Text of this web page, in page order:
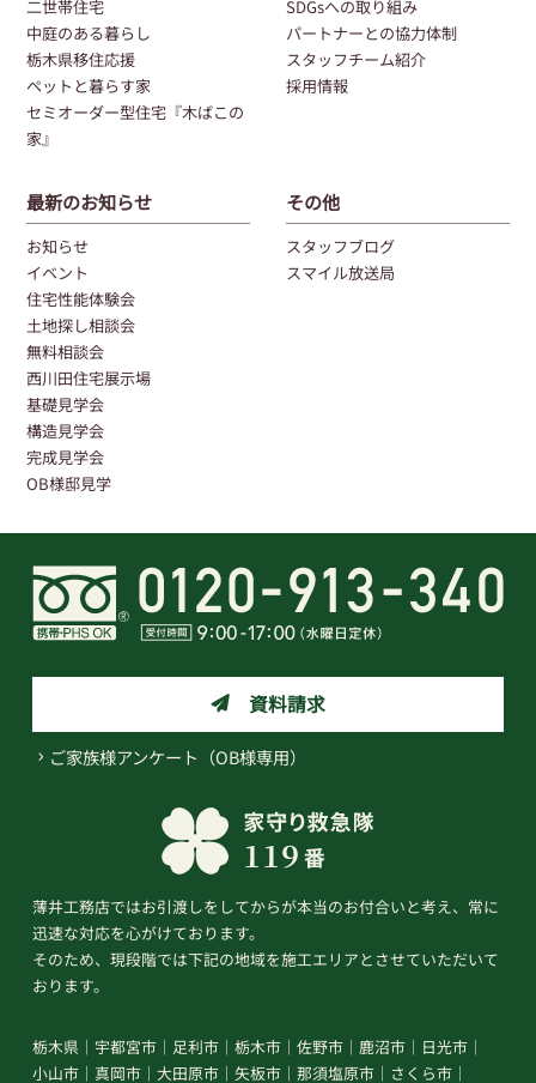
二世帯住宅
中庭のある暮らし
栃木県移住応援
ペットと暮らす家
セミオーダー型住宅『木ばこの
家』
SDGsへの取り組み
パートナーとの協力体制
スタッフチーム紹介
採用情報
最新のお知らせ
お知らせ
イベント
住宅性能体験会
土地探し相談会
無料相談会
西川田住宅展示場
基礎見学会
構造見学会
完成見学会
OB様邸見学
その他
スタッフブログ
スマイル放送局
資料請求
ご家族様アンケート（OB様専用）
薄井工務店ではお引渡しをしてからが本当のお付合いと考え、常に
迅速な対応を心がけております。
そのため、現段階では下記の地域を施工エリアとさせていただいて
おります。
栃木県 宇都宮市 足利市 栃木市 佐野市 鹿沼市
日光市
小山市
真岡市 大田原市 矢板市 那須塩原市 さくら市